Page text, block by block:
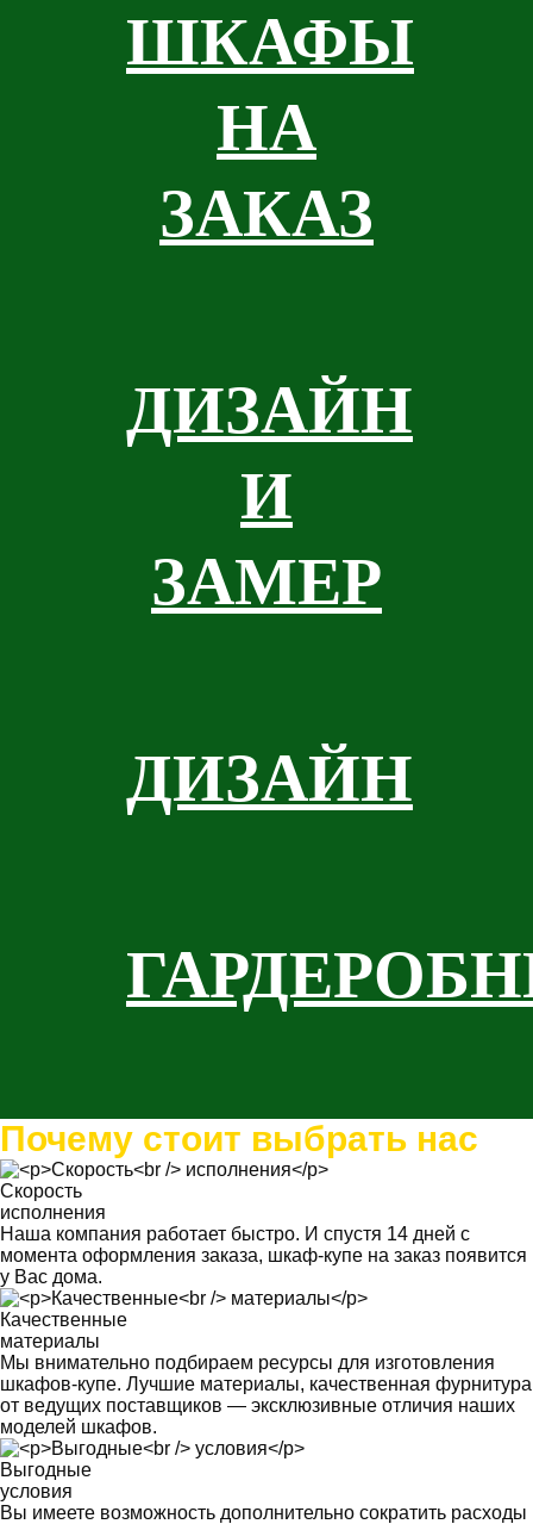
ШКАФЫ
НА
ЗАКАЗ
ДИЗАЙН
И
ЗАМЕР
ДИЗАЙН
Почему стоит выбрать нас
Скорость
исполнения
Наша компания работает быстро. И спустя 14 дней с
момента оформления заказа, шкаф-купе на заказ появится
у Вас дома.
Качественные
материалы
Мы внимательно подбираем ресурсы для изготовления
шкафов-купе. Лучшие материалы, качественная фурнитура
от ведущих поставщиков — эксклюзивные отличия наших
моделей шкафов.
Выгодные
условия
Вы имеете возможность дополнительно сократить расходы